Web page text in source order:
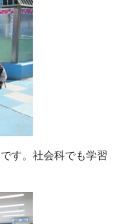
す。社会科でも学習